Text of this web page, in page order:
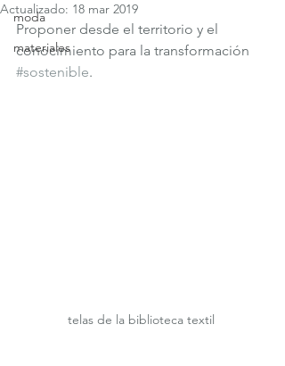
moda
materiales
Actualizado: 18 mar 2019
Proponer desde el territorio y el
conocimiento para la transformación
#sostenible.
telas de la biblioteca textil